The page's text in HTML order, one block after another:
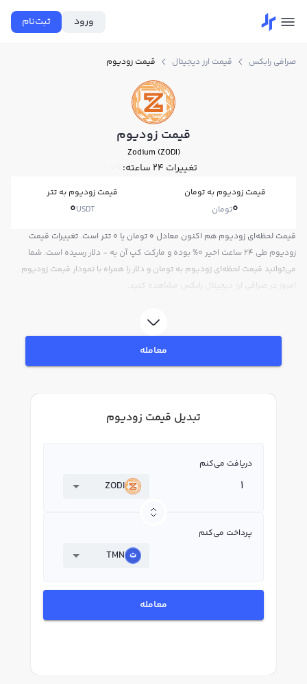
ورود ثبت‌نام
صرافی رابکس قیمت ارز دیجیتال قیمت زودیوم
قیمت زودیوم
Zodium (ZODI)
تغییرات ۲۴ ساعته: 0%
قیمت زودیوم به تومان
0تومان
قیمت زودیوم به تتر
0USDT
قیمت لحظه‌ای زودیوم هم اکنون معادل 0 تومان یا 0 تتر است. تغییرات قیمت
زودیوم طی 24 ساعت اخیر 0% بوده و مارکت کپ آن به - دلار رسیده است. شما
می‌توانید قیمت لحظه‌ای زودیوم به تومان و دلار را همراه با نمودار قیمت زودیوم
امروز در صرافی ارز دیجیتال رابکس مشاهده کنید.
معامله
تبدیل قیمت زودیوم
دریافت می‌کنم
ZODI
پرداخت می‌کنم
TMN
معامله